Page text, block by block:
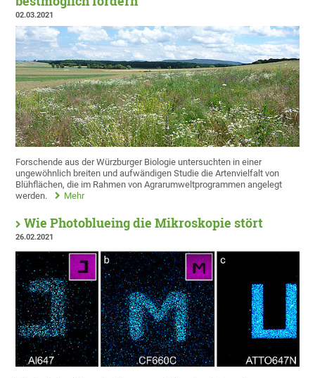
02.03.2021
Forschende aus der Würzburger Biologie untersuchten in einer
ungewöhnlich breiten und aufwändigen Studie die Artenvielfalt von
Blühflächen, die im Rahmen von Agrarumweltprogrammen angelegt
werden.
Mehr
Wie Photoblueing die Mikroskopie stört
26.02.2021